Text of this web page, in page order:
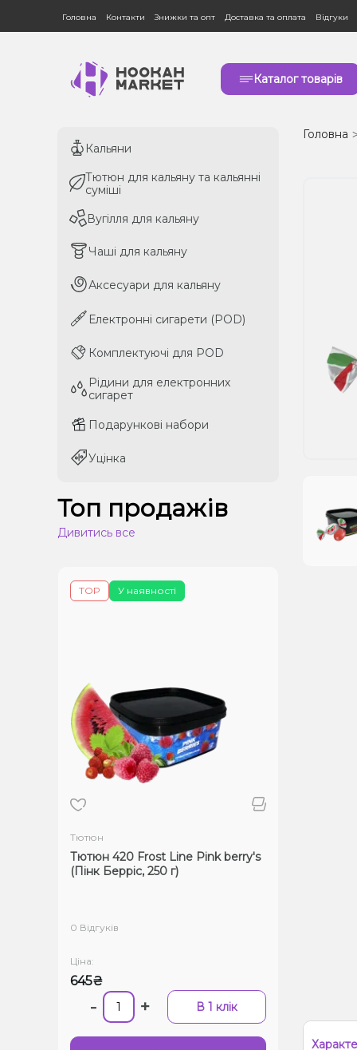
Головна Контакти Знижки та опт Доставка та оплата Відгуки
Каталог товарів
Кальяни
Тютюн для кальяну та кальянні
суміші
Вугілля для кальяну
Чаші для кальяну
Аксесуари для кальяну
Електронні сигарети (POD)
Комплектуючі для POD
Рідини для електронних
сигарет
Подарункові набори
Уцінка
Кальяни
Тютюн для кальяну та кальянні
суміші
Вугілля для кальяну
Чаші для кальяну
Аксесуари для кальяну
Електронні сигарети (POD)
Комплектуючі для POD
Рідини для електронних
сигарет
Подарункові набори
Уцінка
Топ продажів
Дивитись все
У наявності
TOP
Тютюн
Тютюн 420 Frost Line Pink berry's
(Пінк Берріс, 250 г)
0 Відгуків
Ціна:
645₴
- + В 1 клік
Головна